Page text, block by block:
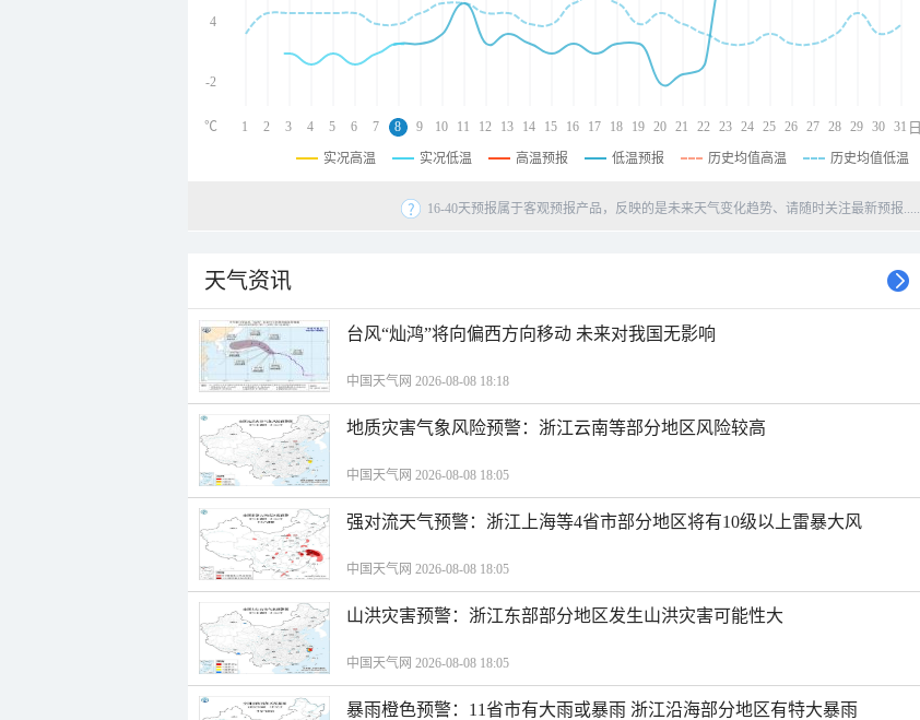
4
-2
1 2 3 4 5 6 7 8 9 10 11 12 13 14 15 16 17 18 19 20 21 22 23 24 25 26 27 28 29 30 31
℃ 日
实况高温 实况低温 高温预报 低温预报 历史均值高温 历史均值低温
16-40天预报属于客观预报产品，反映的是未来天气变化趋势、请随时关注最新预报.....
天气资讯
台风“灿鸿”将向偏西方向移动 未来对我国无影响
中国天气网 2026-08-08 18:18
地质灾害气象风险预警：浙江云南等部分地区风险较高
中国天气网 2026-08-08 18:05
强对流天气预警：浙江上海等4省市部分地区将有10级以上雷暴大风
中国天气网 2026-08-08 18:05
山洪灾害预警：浙江东部部分地区发生山洪灾害可能性大
中国天气网 2026-08-08 18:05
暴雨橙色预警：11省市有大雨或暴雨 浙江沿海部分地区有特大暴雨